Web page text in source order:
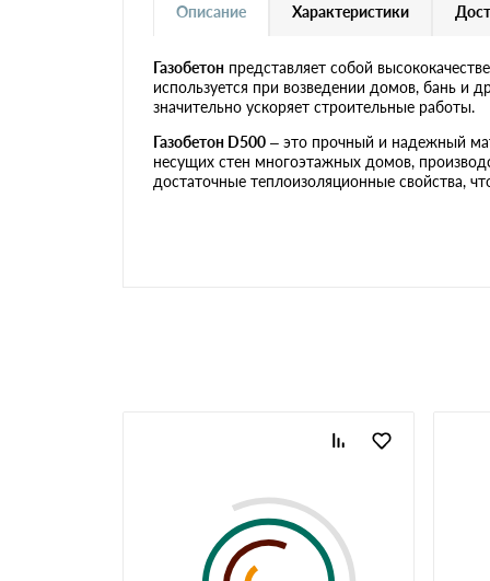
Газобетон Могилевский
Газобетон Белорусский SLS
Газобетон Белорусский
(БЦК)
Клей для газобетона
Инструменты для
газобетона
Описание Характеристики
Газобетон представляет собой
используется при возведении домов, бань и
значительно ускоряет строительные работы.
Газобетон D500 – это прочный и надежный
несущих стен многоэтажных домов,
достаточные теплоизоляционные свойства,